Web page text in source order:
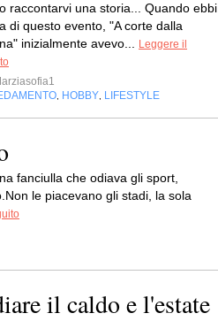
raccontarvi una storia... Quando ebbi
di questo evento, "A corte dalla
inizialmente avevo...
Leggere il
HOBBY LIFESTYLE
fanciulla che odiava gli sport,
le piacevano gli stadi, la sola
il caldo e l'estate